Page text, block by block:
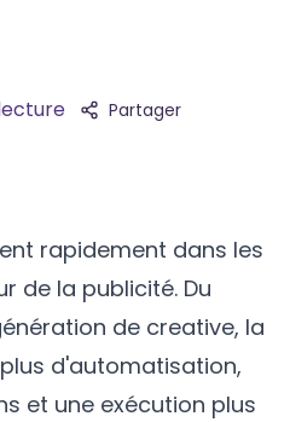
Partager
rapidement dans les
de la publicité. Du
de creative, la
d'automatisation,
et une exécution plus